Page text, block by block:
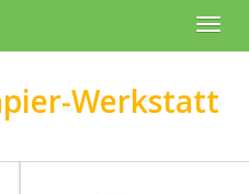
Werkstatt